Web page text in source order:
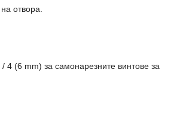
отвора.
4 (6 mm) за самонарезните винтове за